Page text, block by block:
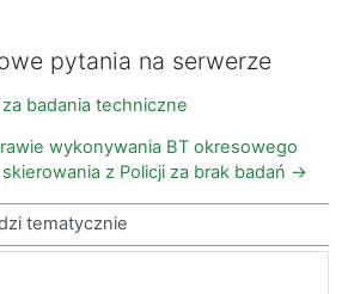
pytania na serwerze
badania techniczne
wykonywania BT okresowego
z Policji za brak badań →